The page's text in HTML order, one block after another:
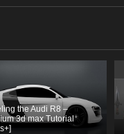
the Audi R8 –
3d max Tutorial